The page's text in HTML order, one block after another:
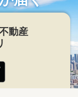
動産